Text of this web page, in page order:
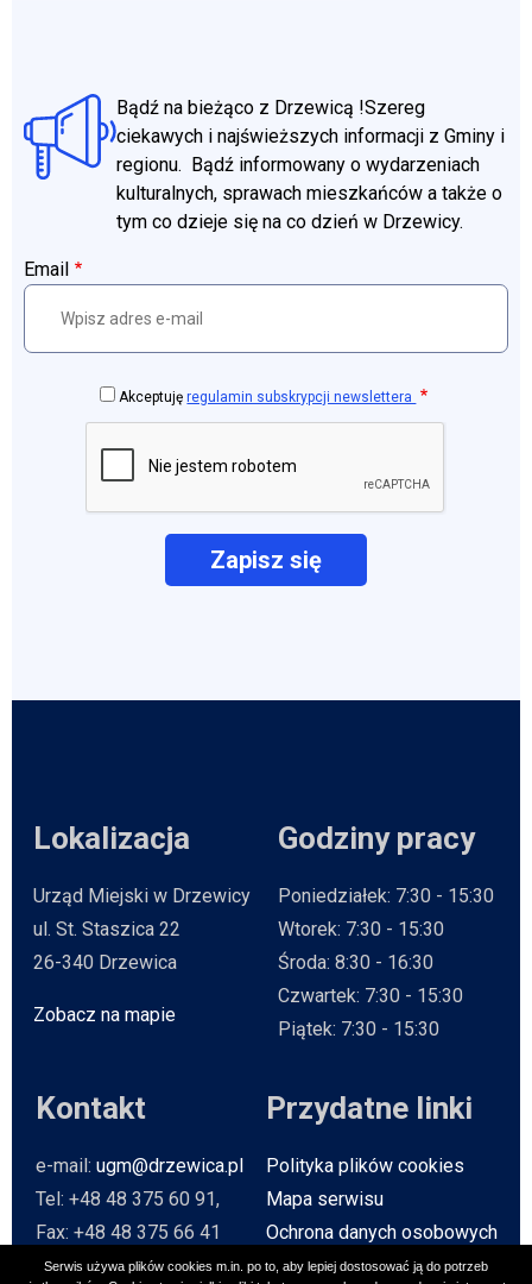
Bądź na bieżąco z Drzewicą !Szereg
ciekawych i najświeższych informacji z Gminy i
regionu. Bądź informowany o wydarzeniach
kulturalnych, sprawach mieszkańców a także o
tym co dzieje się na co dzień w Drzewicy.
Email
Akceptujęregulamin subskrypcji newslettera
Lokalizacja
Urząd Miejski w Drzewicy
ul. St. Staszica 22
26-340 Drzewica
Zobacz na mapieWill open in new tab
Godziny pracy
Poniedziałek: 7:30 - 15:30
Wtorek: 7:30 - 15:30
Środa: 8:30 - 16:30
Czwartek: 7:30 - 15:30
Piątek: 7:30 - 15:30
Kontakt
e-mail: ugm@drzewica.pl
Tel: +48 48 375 60 91,
Fax: +48 48 375 66 41
Przydatne linki
Polityka plików cookies
Mapa serwisu
Ochrona danych osobowych
Baza Teleadresowa
Serwis używa plików cookies m.in. po to, aby lepiej dostosować ją do potrzeb